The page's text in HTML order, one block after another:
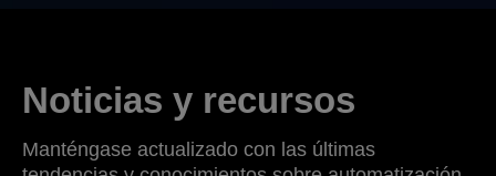
Noticias y recursos
Manténgase actualizado con las últimas